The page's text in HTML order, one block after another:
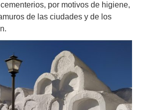
por motivos de higiene,
de las ciudades y de los